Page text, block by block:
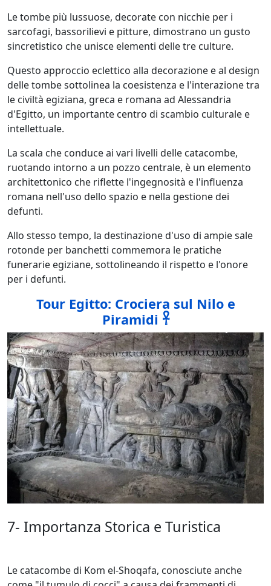
Le tombe più lussuose, decorate con nicchie per i
sarcofagi, bassorilievi e pitture, dimostrano un gusto
sincretistico che unisce elementi delle tre culture.
Questo approccio eclettico alla decorazione e al design
delle tombe sottolinea la coesistenza e l'interazione tra
le civiltà egiziana, greca e romana ad Alessandria
d'Egitto, un importante centro di scambio culturale e
intellettuale.
La scala che conduce ai vari livelli delle catacombe,
ruotando intorno a un pozzo centrale, è un elemento
architettonico che riflette l'ingegnosità e l'influenza
romana nell'uso dello spazio e nella gestione dei
defunti.
Allo stesso tempo, la destinazione d'uso di ampie sale
rotonde per banchetti commemora le pratiche
funerarie egiziane, sottolineando il rispetto e l'onore
per i defunti.
Tour Egitto: Crociera sul Nilo e
Piramidi 𓋹
7- Importanza Storica e Turistica
Le catacombe di Kom el-Shoqafa, conosciute anche